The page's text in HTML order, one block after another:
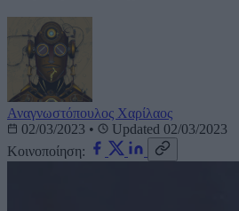
Αναγνωστόπουλος Χαρίλαος
02/03/2023 •
Updated 02/03/2023
Κοινοποίηση: